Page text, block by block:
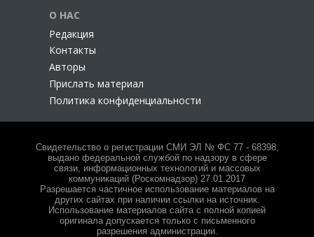
О НАС
Редакция
Контакты
Авторы
Прислать материал
Политика конфиденциальности
Свидетельство о регистрации СМИ ЭЛ № ФС 77 - 68398,
выдано федеральной службой по надзору в сфере
связи, информационных технологий и массовых
коммуникаций (Роскомнадзор) 27.01.2017
Разрешается частичное использование материалов на
других сайтах при наличии ссылки на источник.
Использование материалов сайта с полной копией
оригинала допускается только с письменного
разрешения администрации.